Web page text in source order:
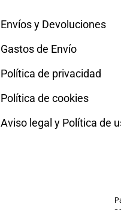
Envíos y Devoluciones
Gastos de Envío
Política de privacidad
Política de cookies
Aviso legal y Política de